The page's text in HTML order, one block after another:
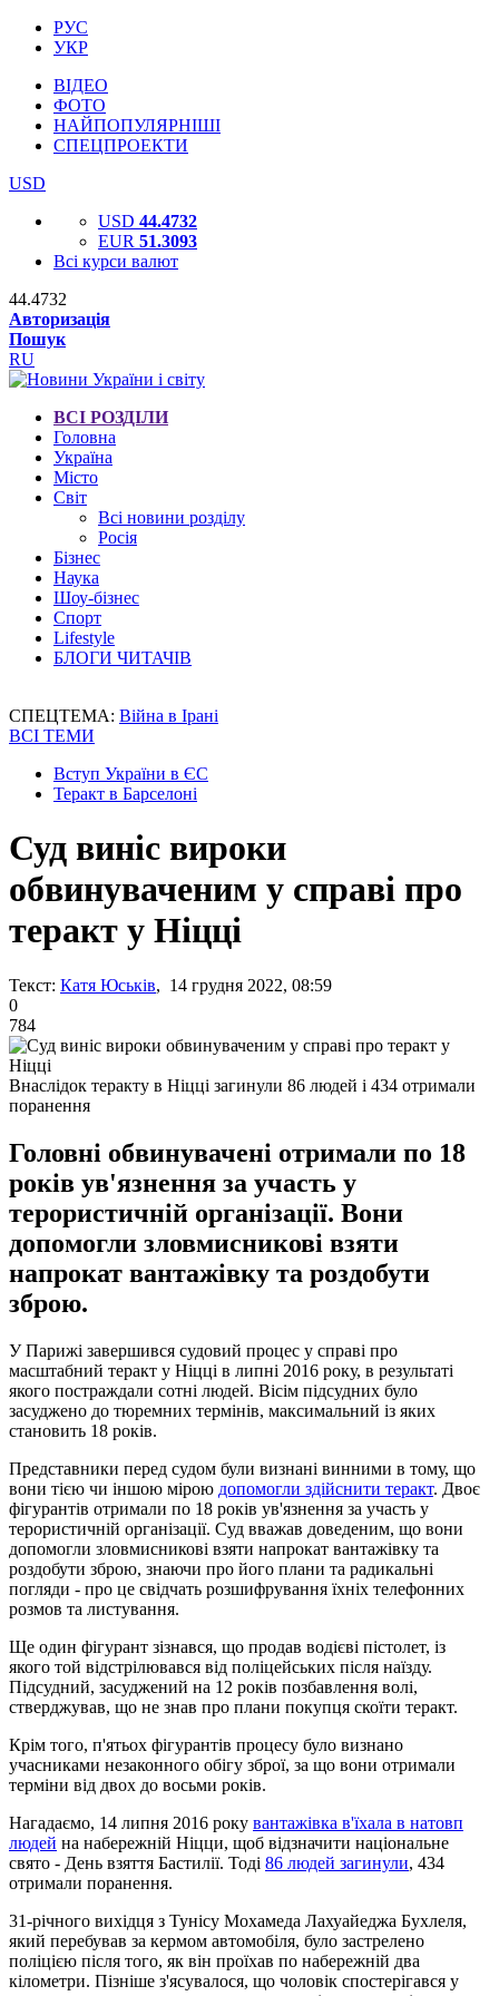
РУС
УКР
ВІДЕО
ФОТО
НАЙПОПУЛЯРНІШІ
СПЕЦПРОЕКТИ
USD
USD 44.4732
EUR 51.3093
Всі курси валют
44.4732
Авторизація
Пошук
RU
ВСІ РОЗДІЛИ
Головна
Україна
Місто
Світ
Всі новини розділу
Росія
Бізнес
Наука
Шоу-бізнес
Спорт
Lifestyle
БЛОГИ ЧИТАЧІВ
СПЕЦТЕМА: Війна в Ірані
ВСІ ТЕМИ
Вступ України в ЄС
Теракт в Барселоні
Суд виніс вироки
обвинуваченим у справі про
теракт у Ніцці
Текст: Катя Юськів, 14 грудня 2022, 08:59
0
784
Внаслідок теракту в Ніцці загинули 86 людей і 434 отримали
поранення
Головні обвинувачені отримали по 18
років ув'язнення за участь у
терористичній організації. Вони
допомогли зловмисникові взяти
напрокат вантажівку та роздобути
зброю.
У Парижі завершився судовий процес у справі про
масштабний теракт у Ніцці в липні 2016 року, в результаті
якого постраждали сотні людей. Вісім підсудних було
засуджено до тюремних термінів, максимальний із яких
становить 18 років.
Представники перед судом були визнані винними в тому, що
вони тією чи іншою мірою допомогли здійснити теракт. Двоє
фігурантів отримали по 18 років ув'язнення за участь у
терористичній організації. Суд вважав доведеним, що вони
допомогли зловмисникові взяти напрокат вантажівку та
роздобути зброю, знаючи про його плани та радикальні
погляди - про це свідчать розшифрування їхніх телефонних
розмов та листування.
Ще один фігурант зізнався, що продав водієві пістолет, із
якого той відстрілювався від поліцейських після наїзду.
Підсудний, засуджений на 12 років позбавлення волі,
стверджував, що не знав про плани покупця скоїти теракт.
Крім того, п'ятьох фігурантів процесу було визнано
учасниками незаконного обігу зброї, за що вони отримали
терміни від двох до восьми років.
Нагадаємо, 14 липня 2016 року вантажівка в'їхала в натовп
людей на набережній Ніцци, щоб відзначити національне
свято - День взяття Бастилії. Тоді 86 людей загинули, 434
отримали поранення.
31-річного вихідця з Тунісу Мохамеда Лахуайеджа Бухлеля,
який перебував за кермом автомобіля, було застрелено
поліцією після того, як він проїхав по набережній два
кілометри. Пізніше з'ясувалося, що чоловік спостерігався у